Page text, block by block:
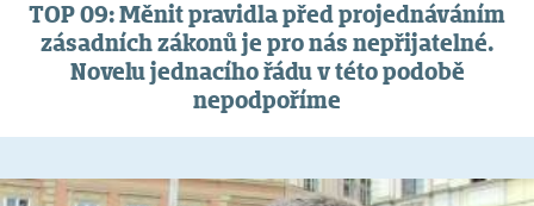
TOP 09: Měnit pravidla před projednáváním
zásadních zákonů je pro nás nepřijatelné.
Novelu jednacího řádu v této podobě
nepodpoříme